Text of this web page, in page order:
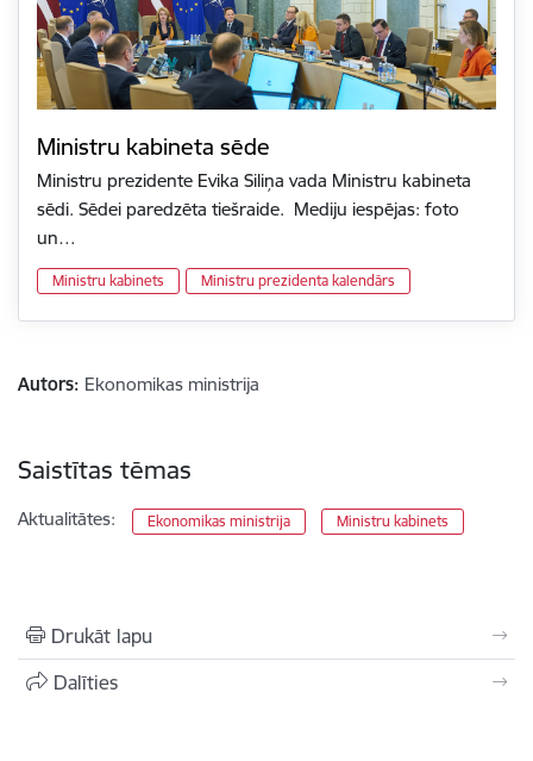
Ministru kabineta sēde
Ministru prezidente Evika Siliņa vada Ministru kabineta
sēdi. Sēdei paredzēta tiešraide. Mediju iespējas: foto
un…
Ministru kabinets Ministru prezidenta kalendārs
Autors: Ekonomikas ministrija
Saistītas tēmas
Aktualitātes: Ekonomikas ministrija Ministru kabinets
Drukāt lapu
Dalīties